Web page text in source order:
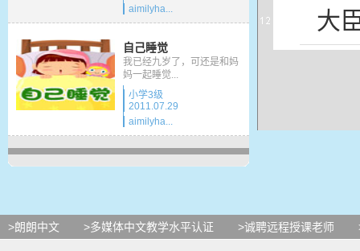
aimilyha...
自己睡觉
我已经九岁了，可还是和妈
妈一起睡觉...
小学3级
2011.07.29
aimilyha...
大
>朗朗中文 >多媒体中文教学水平认证 >诚聘远程授课老师